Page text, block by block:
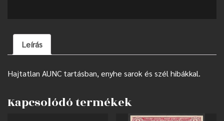
Leírás
Hajtatlan AUNC tartásban, enyhe sarok és szél hibákkal.
Kapcsolódó termékek